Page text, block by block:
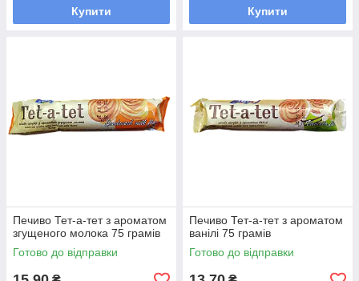
Купити Купити
Печиво Тет-а-тет з ароматом
згущеного молока 75 грамів
Готово до відправки
Печиво Тет-а-тет з ароматом
ванілі 75 грамів
Готово до відправки